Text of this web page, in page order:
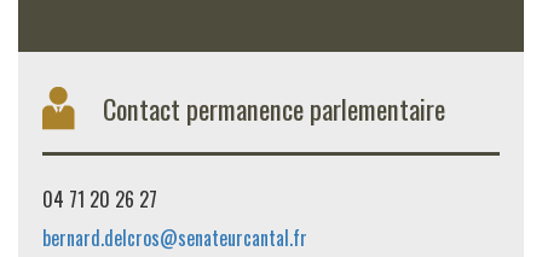
Contact permanence parlementaire
04 71 20 26 27
bernard.delcros@senateurcantal.fr